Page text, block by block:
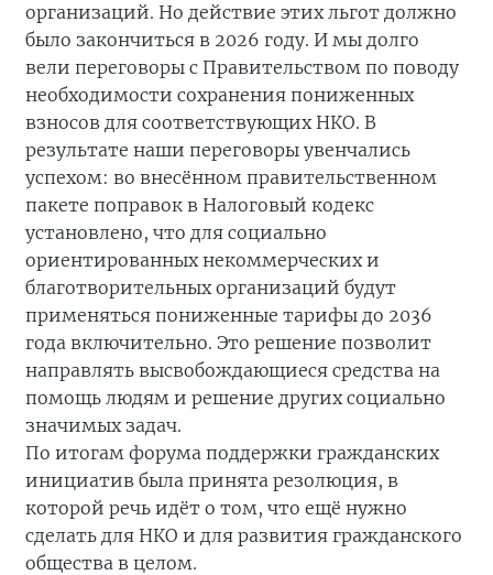
организаций. Но действие этих льгот должно
было закончиться в 2026 году. И мы долго
вели переговоры с Правительством по поводу
необходимости сохранения пониженных
взносов для соответствующих НКО. В
результате наши переговоры увенчались
успехом: во внесённом правительственном
пакете поправок в Налоговый кодекс
установлено, что для социально
ориентированных некоммерческих и
благотворительных организаций будут
применяться пониженные тарифы до 2036
года включительно. Это решение позволит
направлять высвобождающиеся средства на
помощь людям и решение других социально
значимых задач.
По итогам форума поддержки гражданских
инициатив была принята резолюция, в
которой речь идёт о том, что ещё нужно
сделать для НКО и для развития гражданского
общества в целом.